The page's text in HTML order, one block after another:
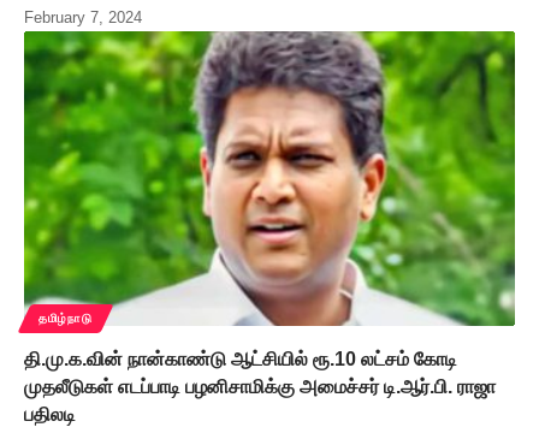
February 7, 2024
தமிழ்நாடு
தி.மு.க.வின் நான்காண்டு ஆட்சியில் ரூ.10 லட்சம் கோடி
முதலீடுகள் எடப்பாடி பழனிசாமிக்கு அமைச்சர் டி.ஆர்.பி. ராஜா
பதிலடி